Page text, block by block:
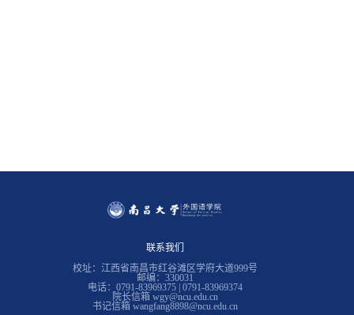
联系我们
校址：江西省南昌市红谷滩区学府大道999号
邮编：330031
电话：0791-83969375 | 0791-83969374
院长信箱 wgy@ncu.edu.cn
书记信箱 wangfang8898@ncu.edu.cn